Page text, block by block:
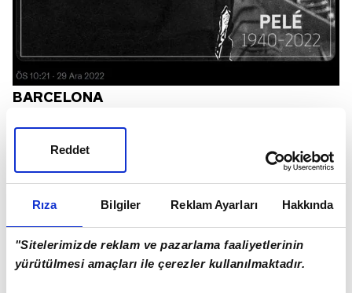
Rıza Bilgiler Reklam Ayarları Hakkında
"Sitelerimizde reklam ve pazarlama faaliyetlerinin
yürütülmesi amaçları ile çerezler kullanılmaktadır.
Reddet
BARCELONA